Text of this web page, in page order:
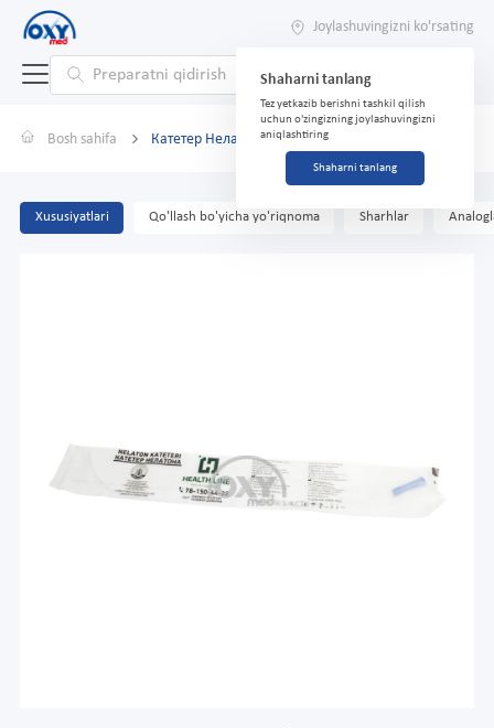
Joylashuvingizni ko'rsating
Shaharni tanlang
Tez yetkazib berishni tashkil qilish
uchun o'zingizning joylashuvingizni
aniqlashtiring
Shaharni tanlang
Bosh sahifa Катетер Нелатона р.8 Ch/Fr
Xususiyatlari Qo'llash bo'yicha yo'riqnoma Sharhlar